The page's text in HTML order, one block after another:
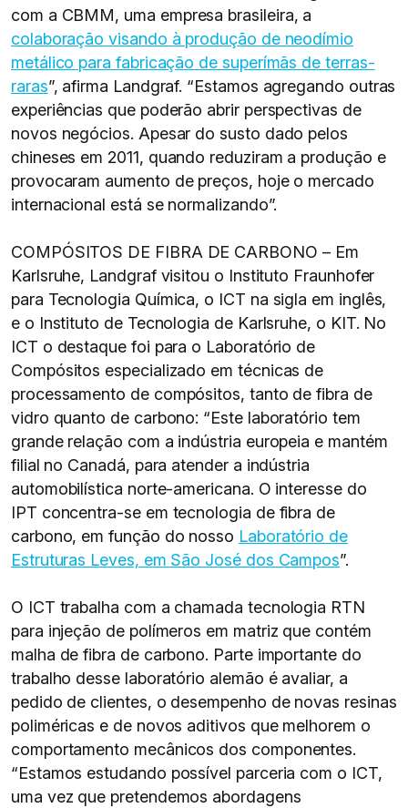
com a CBMM, uma empresa brasileira, a
colaboração visando à produção de neodímio
metálico para fabricação de superímãs de terras-
raras”, afirma Landgraf. “Estamos agregando outras
experiências que poderão abrir perspectivas de
novos negócios. Apesar do susto dado pelos
chineses em 2011, quando reduziram a produção e
provocaram aumento de preços, hoje o mercado
internacional está se normalizando”.
COMPÓSITOS DE FIBRA DE CARBONO – Em
Karlsruhe, Landgraf visitou o Instituto Fraunhofer
para Tecnologia Química, o ICT na sigla em inglês,
e o Instituto de Tecnologia de Karlsruhe, o KIT. No
ICT o destaque foi para o Laboratório de
Compósitos especializado em técnicas de
processamento de compósitos, tanto de fibra de
vidro quanto de carbono: “Este laboratório tem
grande relação com a indústria europeia e mantém
filial no Canadá, para atender a indústria
automobilística norte-americana. O interesse do
IPT concentra-se em tecnologia de fibra de
carbono, em função do nosso Laboratório de
Estruturas Leves, em São José dos Campos”.
O ICT trabalha com a chamada tecnologia RTN
para injeção de polímeros em matriz que contém
malha de fibra de carbono. Parte importante do
trabalho desse laboratório alemão é avaliar, a
pedido de clientes, o desempenho de novas resinas
poliméricas e de novos aditivos que melhorem o
comportamento mecânicos dos componentes.
“Estamos estudando possível parceria com o ICT,
uma vez que pretendemos abordagens